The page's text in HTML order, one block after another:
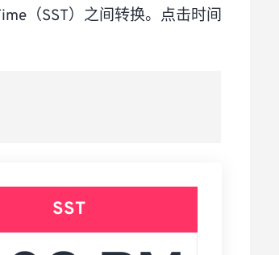
（SST）之间转换。点击时间
SST